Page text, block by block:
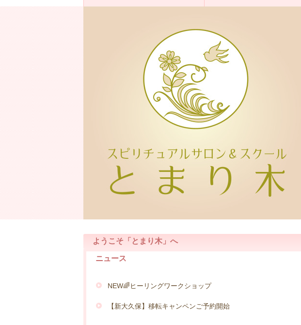
ようこそ「とまり木」へ
ニュース
NEW🌈ヒーリングワークショップ
【新大久保】移転キャンペンご予約開始